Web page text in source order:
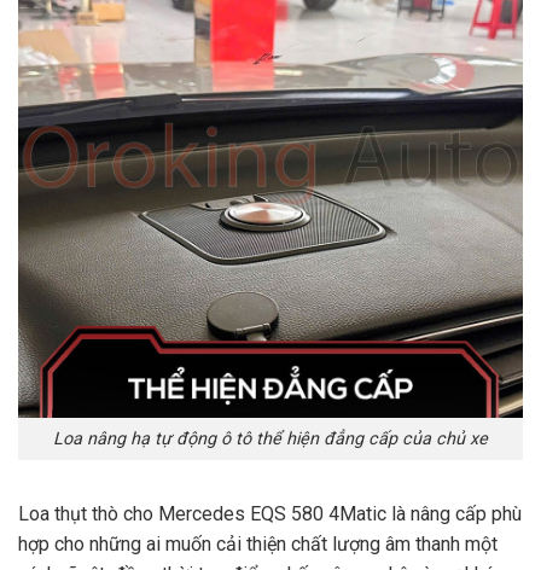
Loa nâng hạ tự động ô tô thể hiện đẳng cấp của chủ xe
Loa thụt thò cho Mercedes EQS 580 4Matic là nâng cấp phù
hợp cho những ai muốn cải thiện chất lượng âm thanh một